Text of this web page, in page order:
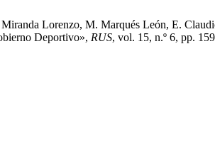
Lorenzo, M. Marqués León, E.
Deportivo», RUS, vol. 15, n.º 6, pp.